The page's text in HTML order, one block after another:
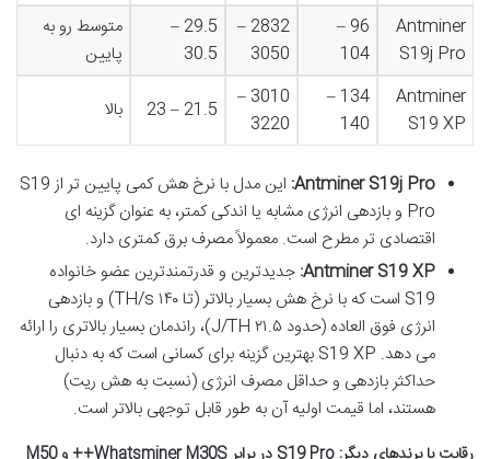
Antminer
S19j Pro
96 –
104
2832 –
3050
29.5 –
30.5
متوسط رو به
پایین
Antminer
S19 XP
134 –
140
3010 –
3220
21.5 – 23 بالا
Antminer S19j Pro:
این مدل با نرخ هش کمی پایین تر از S19
Pro و بازدهی انرژی مشابه یا اندکی کمتر، به عنوان گزینه ای
اقتصادی تر مطرح است. معمولاً مصرف برق کمتری دارد.
Antminer S19 XP: جدیدترین و قدرتمندترین عضو خانواده
S19 است که با نرخ هش بسیار بالاتر (تا ۱۴۰ TH/s) و بازدهی
انرژی فوق العاده (حدود ۲۱.۵ J/TH)، راندمان بسیار بالاتری را ارائه
می دهد. S19 XP بهترین گزینه برای کسانی است که به دنبال
حداکثر بازدهی و حداقل مصرف انرژی (نسبت به هش ریت)
هستند، اما قیمت اولیه آن به طور قابل توجهی بالاتر است.